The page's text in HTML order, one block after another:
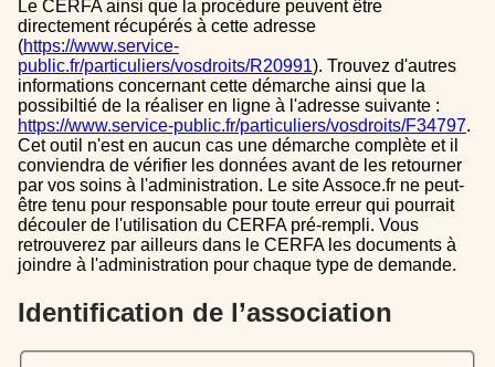
Le CERFA ainsi que la procédure peuvent être
directement récupérés à cette adresse
(https://www.service-
public.fr/particuliers/vosdroits/R20991). Trouvez d'autres
informations concernant cette démarche ainsi que la
possibiltié de la réaliser en ligne à l'adresse suivante :
https://www.service-public.fr/particuliers/vosdroits/F34797.
Cet outil n'est en aucun cas une démarche complète et il
conviendra de vérifier les données avant de les retourner
par vos soins à l'administration. Le site Assoce.fr ne peut-
être tenu pour responsable pour toute erreur qui pourrait
découler de l'utilisation du CERFA pré-rempli. Vous
retrouverez par ailleurs dans le CERFA les documents à
joindre à l'administration pour chaque type de demande.
Identification de l’association